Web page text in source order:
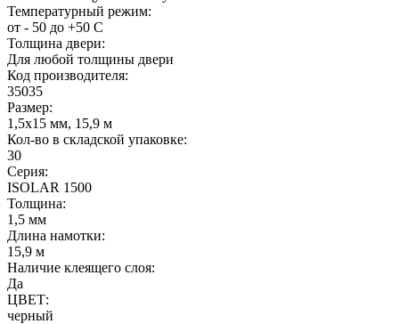
Температурный режим:
от - 50 до +50 С
Толщина двери:
Для любой толщины двери
Код производителя:
35035
Размер:
1,5х15 мм, 15,9 м
Кол-во в складской упаковке:
30
Серия:
ISOLAR 1500
Толщина:
1,5 мм
Длина намотки:
15,9 м
Наличие клеящего слоя:
Да
ЦВЕТ:
черный